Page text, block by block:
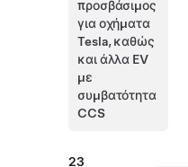
προσβάσιμος
για οχήματα
Tesla, καθώς
και άλλα EV
με
συμβατότητα
CCS
23